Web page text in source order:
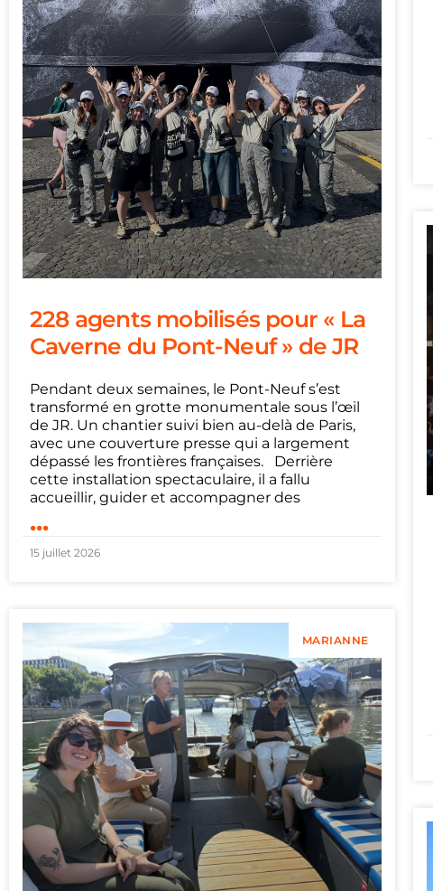
228 agents mobilisés pour « La
Caverne du Pont-Neuf » de JR
Pendant deux semaines, le Pont-Neuf s’est
transformé en grotte monumentale sous l’œil
de JR. Un chantier suivi bien au-delà de Paris,
avec une couverture presse qui a largement
dépassé les frontières françaises. Derrière
cette installation spectaculaire, il a fallu
accueillir, guider et accompagner des
...
15 juillet 2026
MARIANNE